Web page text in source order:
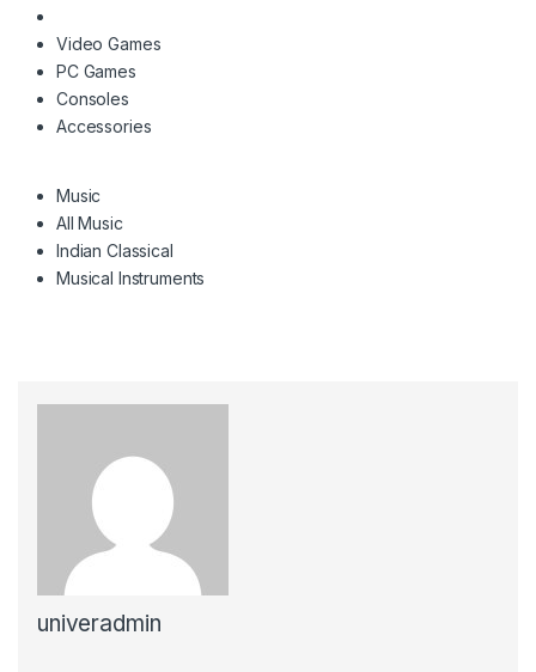
Video Games
PC Games
Consoles
Accessories
Music
All Music
Indian Classical
Musical Instruments
univeradmin